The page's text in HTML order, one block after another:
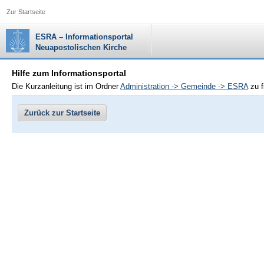
Zur Startseite
ESRA – Informationsportal
Neuapostolischen Kirche
Hilfe zum Informationsportal
Die Kurzanleitung ist im OrdnerAdministration -> Gemeinde -> ESRAzu
Zurück zur Startseite